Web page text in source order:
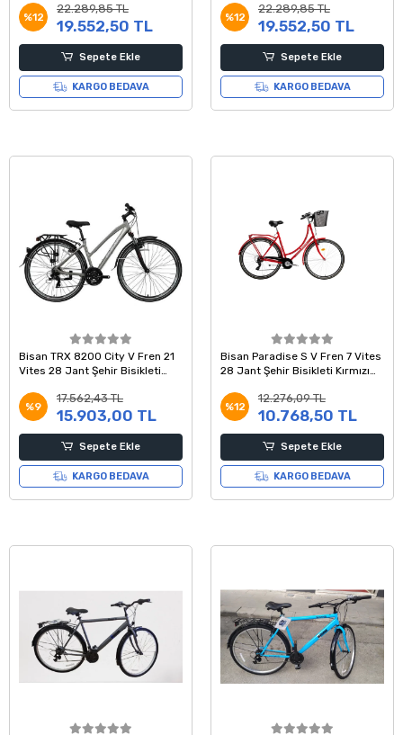
52 Kadro
%12
22.289,85 TL
19.552,50 TL
Sepete Ekle
KARGO BEDAVA
50 Kadro
%12
22.289,85 TL
19.552,50 TL
Sepete Ekle
KARGO BEDAVA
Bisan TRX 8200 City V Fren 21
Vites 28 Jant Şehir Bisikleti
%9
17.562,43 TL
15.903,00 TL
Sepete Ekle
KARGO BEDAVA
Bisan Paradise S V Fren 7 Vites
28 Jant Şehir Bisikleti Kırmızı
%12
12.276,09 TL
10.768,50 TL
Sepete Ekle
KARGO BEDAVA